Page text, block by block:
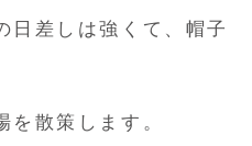
日差しは強くて、帽子
を散策します。